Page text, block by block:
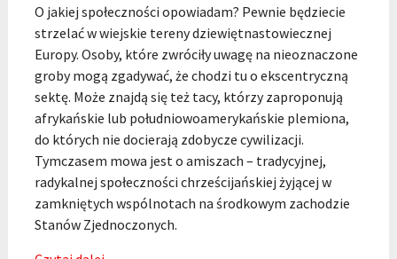
O jakiej społeczności opowiadam? Pewnie będziecie
strzelać w wiejskie tereny dziewiętnastowiecznej
Europy. Osoby, które zwróciły uwagę na nieoznaczone
groby mogą zgadywać, że chodzi tu o ekscentryczną
sektę. Może znajdą się też tacy, którzy zaproponują
afrykańskie lub południowoamerykańskie plemiona,
do których nie docierają zdobycze cywilizacji.
Tymczasem mowa jest o amiszach – tradycyjnej,
radykalnej społeczności chrześcijańskiej żyjącej w
zamkniętych wspólnotach na środkowym zachodzie
Stanów Zjednoczonych.